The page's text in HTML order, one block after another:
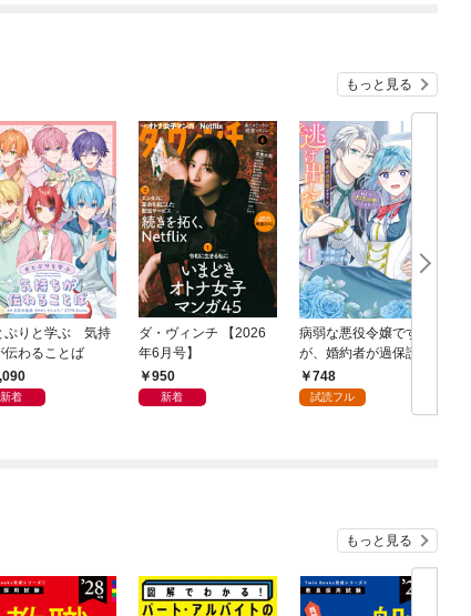
もっと見る
ぷりと学ぶ 気持
伝わることば
新着
ダ・ヴィンチ 【2026
年6月号】
950
新着
病弱な悪役令嬢です
が、婚約者が過保護す
ぎて逃げ出したい(私た
ち犬猿の仲でしたよ
748
試読フル
もっと見る